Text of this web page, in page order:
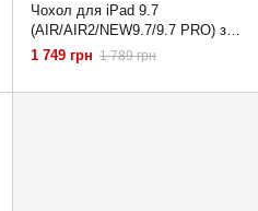
Чохол для iPad 9.7
(AIR/AIR2/NEW9.7/9.7 PRO) з
клавітатурою, тачпадом та
1 749 грн 1 789 грн